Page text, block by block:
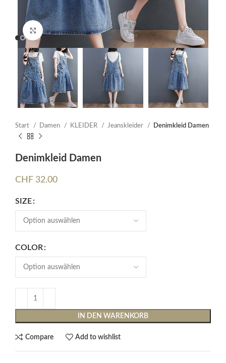
Click to enlarge
Start Damen KLEIDER Jeanskleider Denimkleid Damen
Denimkleid Damen
CHF 32.00
SIZE
COLOR
IN DEN WARENKORB
Compare Add to wishlist